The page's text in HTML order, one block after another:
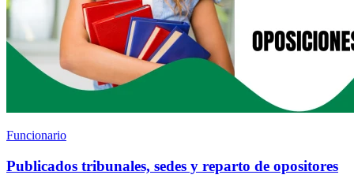
Funcionario
Publicados tribunales, sedes y reparto de opositores